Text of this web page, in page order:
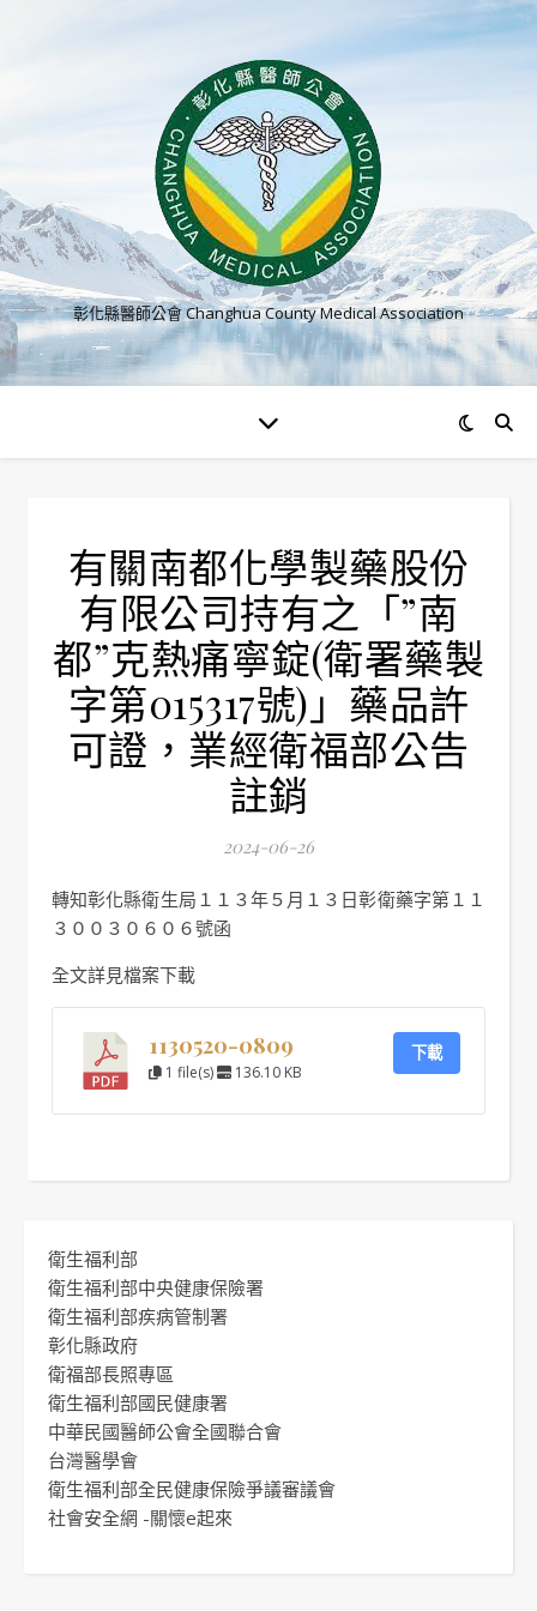
彰化縣醫師公會 Changhua County Medical Association
有關南都化學製藥股份
有限公司持有之「”南
都”克熱痛寧錠(衛署藥製
字第015317號)」藥品許
可證，業經衛福部公告
註銷
2024-06-26
轉知彰化縣衛生局１１３年５月１３日彰衛藥字第１１
３００３０６０６號函
全文詳見檔案下載
1130520-0809
1 file(s) 136.10 KB
下載
衛生福利部
衛生福利部中央健康保險署
衛生福利部疾病管制署
彰化縣政府
衛福部長照專區
衛生福利部國民健康署
中華民國醫師公會全國聯合會
台灣醫學會
衛生福利部全民健康保險爭議審議會
社會安全網 -關懷e起來